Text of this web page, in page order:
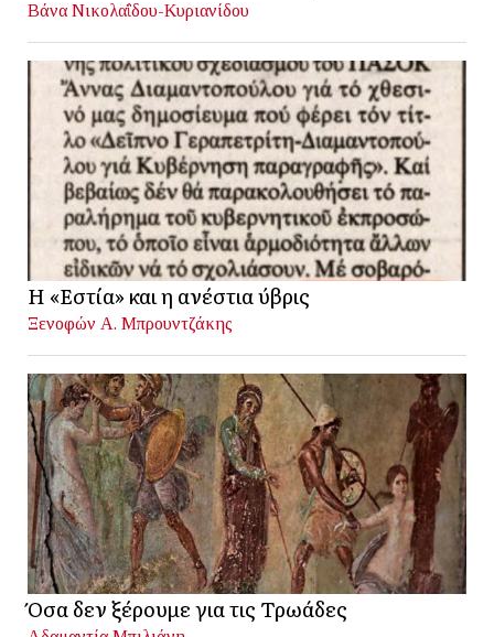
Βάνα Νικολαΐδου-Κυριανίδου
Η «Εστία» και η ανέστια ύβρις
Ξενοφών Α. Μπρουντζάκης
Όσα δεν ξέρουμε για τις Τρωάδες